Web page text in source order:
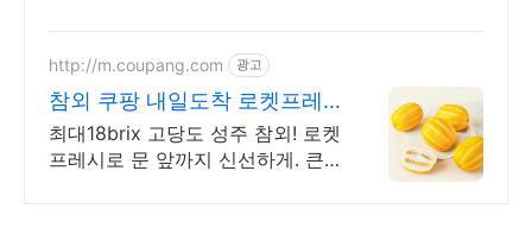
http://m.coupang.com 광고
참외 쿠팡 내일도착 로켓프레
시
최대18brix 고당도 성주 참외! 로켓
프레시로 문 앞까지 신선하게. 큰